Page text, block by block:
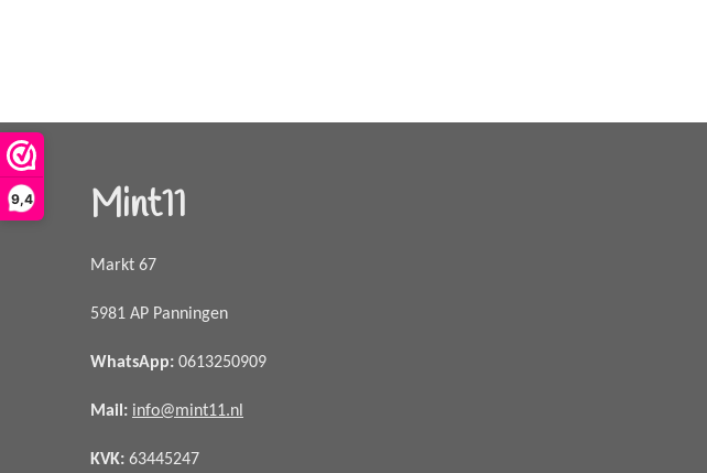
9,4 Mint11
Markt 67
5981 AP Panningen
WhatsApp: 0613250909
Mail: info@mint11.nl
KVK: 63445247